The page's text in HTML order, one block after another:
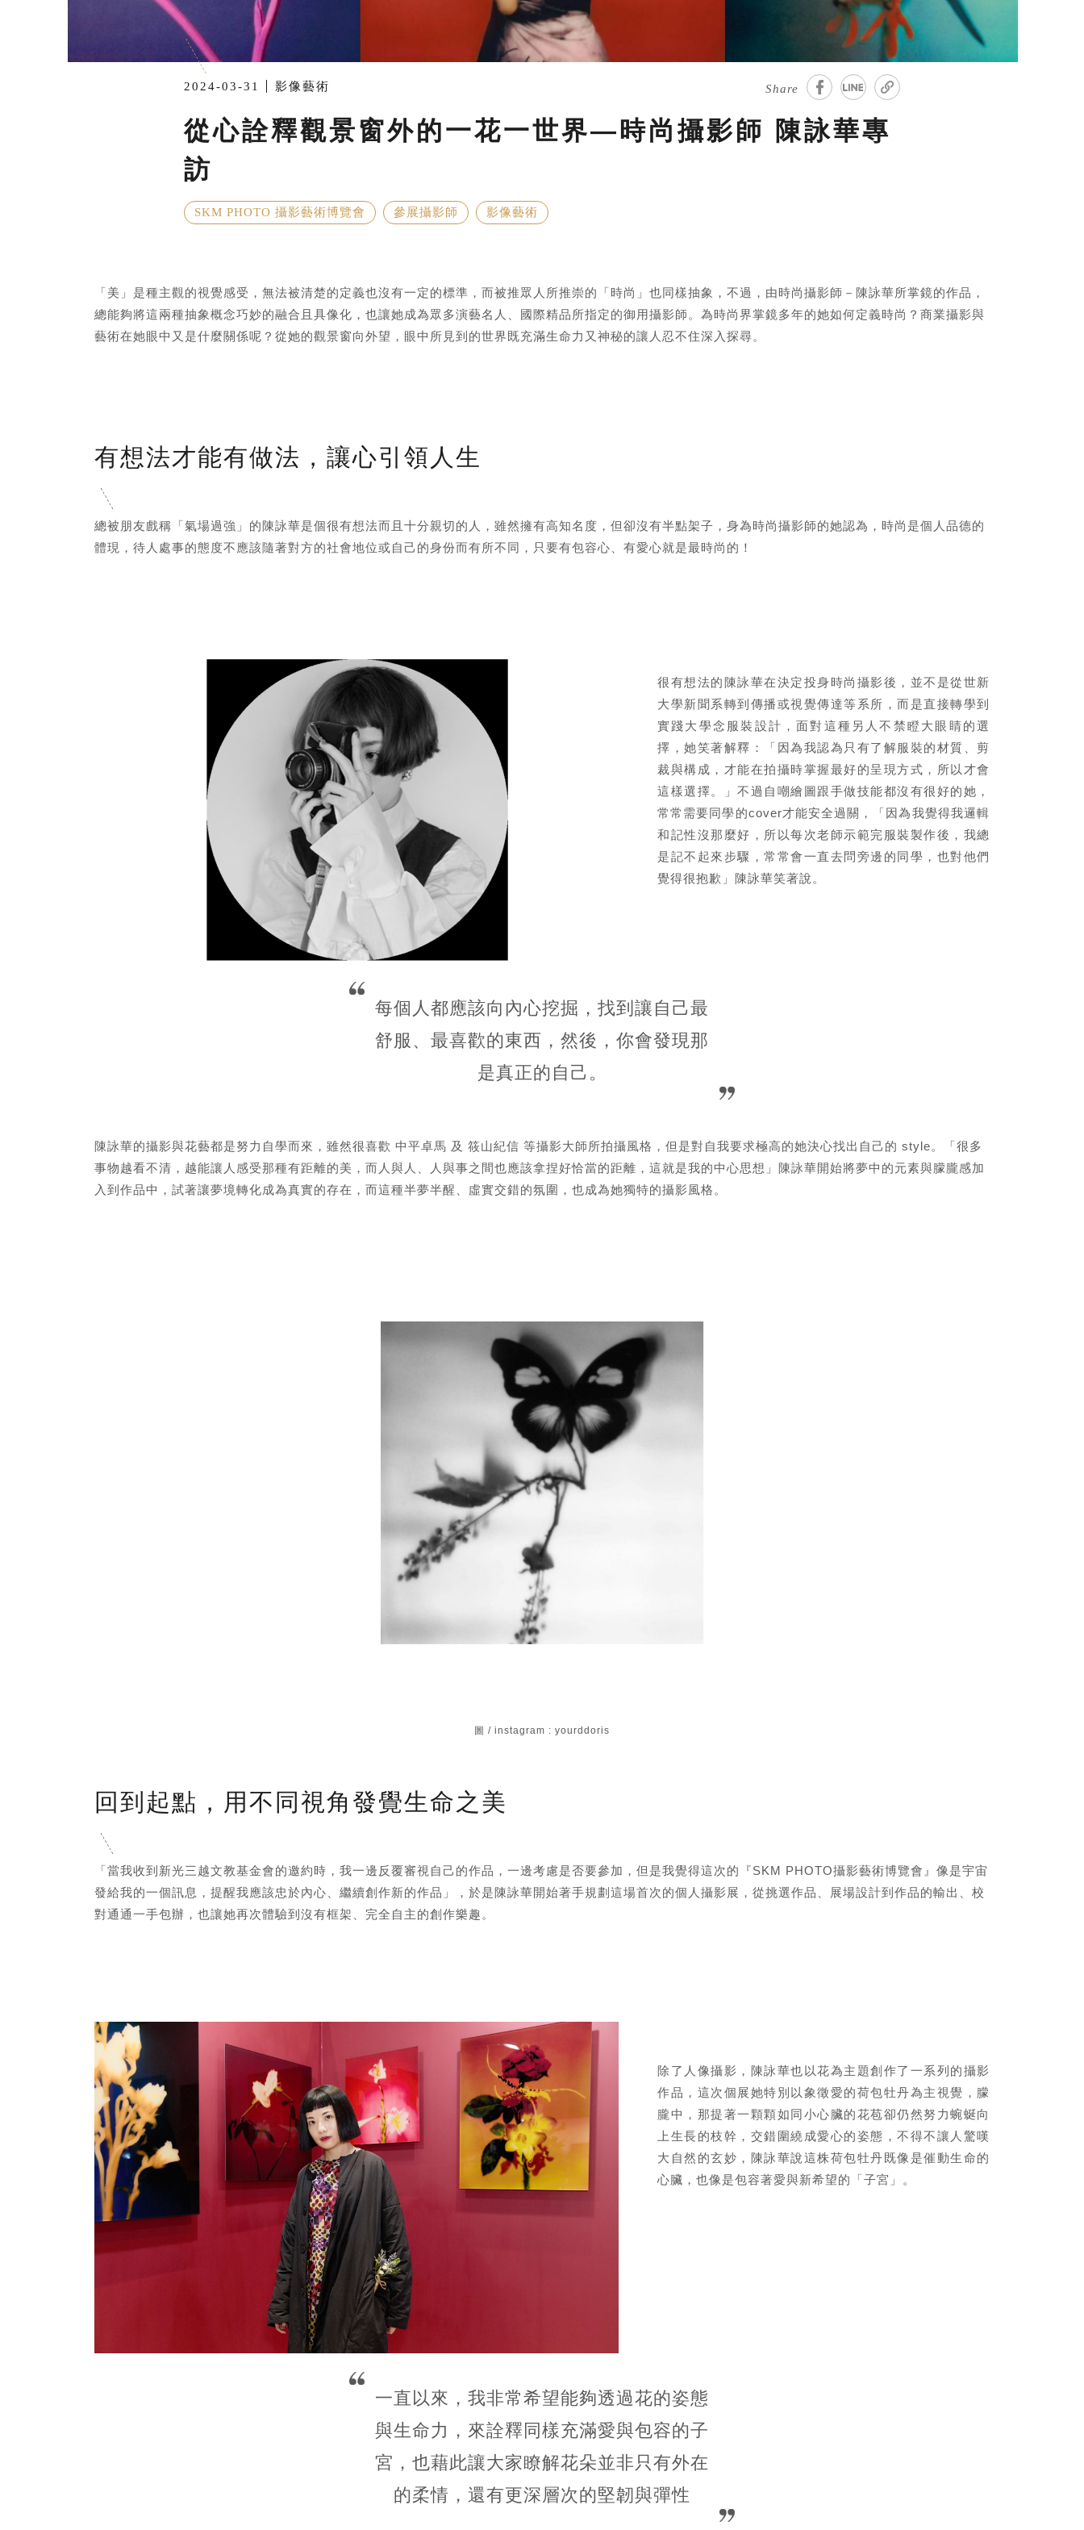
2024-03-31 影像藝術 Share
從心詮釋觀景窗外的一花一世界—時尚攝影師 陳詠華專
訪
SKM PHOTO 攝影藝術博覽會 參展攝影師 影像藝術
「美」是種主觀的視覺感受，無法被清楚的定義也沒有一定的標準，而被推眾人所推崇的「時尚」也同樣抽象，不過，由時尚攝影師－陳詠華所掌鏡的作品，
總能夠將這兩種抽象概念巧妙的融合且具像化，也讓她成為眾多演藝名人、國際精品所指定的御用攝影師。為時尚界掌鏡多年的她如何定義時尚？商業攝影與
藝術在她眼中又是什麼關係呢？從她的觀景窗向外望，眼中所見到的世界既充滿生命力又神秘的讓人忍不住深入探尋。
有想法才能有做法，讓心引領人生
總被朋友戲稱「氣場過強」的陳詠華是個很有想法而且十分親切的人，雖然擁有高知名度，但卻沒有半點架子，身為時尚攝影師的她認為，時尚是個人品德的
體現，待人處事的態度不應該隨著對方的社會地位或自己的身份而有所不同，只要有包容心、有愛心就是最時尚的！
很有想法的陳詠華在決定投身時尚攝影後，並不是從世新
大學新聞系轉到傳播或視覺傳達等系所，而是直接轉學到
實踐大學念服裝設計，面對這種另人不禁瞪大眼睛的選
擇，她笑著解釋：「因為我認為只有了解服裝的材質、剪
裁與構成，才能在拍攝時掌握最好的呈現方式，所以才會
這樣選擇。」不過自嘲繪圖跟手做技能都沒有很好的她，
常常需要同學的cover才能安全過關，「因為我覺得我邏輯
和記性沒那麼好，所以每次老師示範完服裝製作後，我總
是記不起來步驟，常常會一直去問旁邊的同學，也對他們
覺得很抱歉」陳詠華笑著說。
每個人都應該向內心挖掘，找到讓自己最
舒服、最喜歡的東西，然後，你會發現那
是真正的自己。
陳詠華的攝影與花藝都是努力自學而來，雖然很喜歡 中平卓馬 及 筱山紀信 等攝影大師所拍攝風格，但是對自我要求極高的她決心找出自己的 style。「很多
事物越看不清，越能讓人感受那種有距離的美，而人與人、人與事之間也應該拿捏好恰當的距離，這就是我的中心思想」陳詠華開始將夢中的元素與朦朧感加
入到作品中，試著讓夢境轉化成為真實的存在，而這種半夢半醒、虛實交錯的氛圍，也成為她獨特的攝影風格。
圖 / instagram : yourddoris
回到起點，用不同視角發覺生命之美
「當我收到新光三越文教基金會的邀約時，我一邊反覆審視自己的作品，一邊考慮是否要參加，但是我覺得這次的『SKM PHOTO攝影藝術博覽會』像是宇宙
發給我的一個訊息，提醒我應該忠於內心、繼續創作新的作品」，於是陳詠華開始著手規劃這場首次的個人攝影展，從挑選作品、展場設計到作品的輸出、校
對通通一手包辦，也讓她再次體驗到沒有框架、完全自主的創作樂趣。
除了人像攝影，陳詠華也以花為主題創作了一系列的攝影
作品，這次個展她特別以象徵愛的荷包牡丹為主視覺，朦
朧中，那提著一顆顆如同小心臟的花苞卻仍然努力蜿蜒向
上生長的枝幹，交錯圍繞成愛心的姿態，不得不讓人驚嘆
大自然的玄妙，陳詠華說這株荷包牡丹既像是催動生命的
心臟，也像是包容著愛與新希望的「子宮」。
一直以來，我非常希望能夠透過花的姿態
與生命力，來詮釋同樣充滿愛與包容的子
宮，也藉此讓大家瞭解花朵並非只有外在
的柔情，還有更深層次的堅韌與彈性